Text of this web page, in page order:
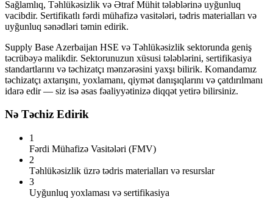
Sağlamlıq, Təhlükəsizlik və Ətraf Mühit tələblərinə uyğunluq
vacibdir. Sertifikatlı fərdi mühafizə vasitələri, tədris materialları və
uyğunluq sənədləri təmin edirik.
Supply Base Azerbaijan HSE və Təhlükəsizlik sektorunda geniş
təcrübəyə malikdir. Sektorunuzun xüsusi tələblərini, sertifikasiya
standartlarını və təchizatçı mənzərəsini yaxşı bilirik. Komandamız
təchizatçı axtarışını, yoxlamanı, qiymət danışıqlarını və çatdırılmanı
idarə edir — siz isə əsas fəaliyyətinizə diqqət yetirə bilirsiniz.
Nə Təchiz Edirik
1
Fərdi Mühafizə Vasitələri (FMV)
2
Təhlükəsizlik üzrə tədris materialları və resurslar
3
Uyğunluq yoxlaması və sertifikasiya